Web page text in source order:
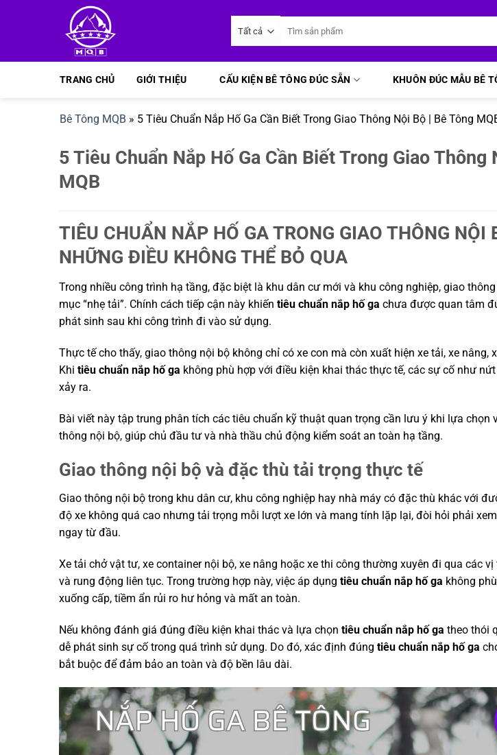
dung
kiếm:
TRANG CHỦ GIỚI THIỆU CẤU KIỆN BÊ TÔNG ĐÚC SẴN KHUÔN ĐÚC MẪU BÊ
Bê Tông MQB » 5 Tiêu Chuẩn Nắp Hố Ga Cần Biết Trong Giao Thông Nội Bộ | Bê Tông
5 Tiêu Chuẩn Nắp Hố Ga Cần Biết Trong Giao Thông
MQB
TIÊU CHUẨN NẮP HỐ GA TRONG GIAO THÔNG NỘI
NHỮNG ĐIỀU KHÔNG THỂ BỎ QUA
Trong nhiều công trình hạ tầng, đặc biệt là khu dân cư mới và khu công nghiệp, giao
mục “nhẹ tải”. Chính cách tiếp cận này khiến tiêu chuẩn nắp hố ga chưa được quan tâm
phát sinh sau khi công trình đi vào sử dụng.
Thực tế cho thấy, giao thông nội bộ không chỉ có xe con mà còn xuất hiện xe tải, xe nâng,
Khi tiêu chuẩn nắp hố ga không phù hợp với điều kiện khai thác thực tế, các sự cố như
xảy ra.
Bài viết này tập trung phân tích các tiêu chuẩn kỹ thuật quan trọng cần lưu ý khi lựa chọn
thông nội bộ, giúp chủ đầu tư và nhà thầu chủ động kiểm soát an toàn hạ tầng.
Giao thông nội bộ và đặc thù tải trọng thực tế
Giao thông nội bộ trong khu dân cư, khu công nghiệp hay nhà máy có đặc thù khác với
độ xe không quá cao nhưng tải trọng mỗi lượt xe lớn và mang tính lặp lại, đòi hỏi phải
ngay từ đầu.
Xe tải chở vật tư, xe container nội bộ, xe nâng hoặc xe thi công thường xuyên đi qua các
và rung động liên tục. Trong trường hợp này, việc áp dụng tiêu chuẩn nắp hố ga không
xuống cấp, tiềm ẩn rủi ro hư hỏng và mất an toàn.
Nếu không đánh giá đúng điều kiện khai thác và lựa chọn tiêu chuẩn nắp hố ga theo thói
dễ phát sinh sự cố trong quá trình sử dụng. Do đó, xác định đúng tiêu chuẩn nắp hố ga
bắt buộc để đảm bảo an toàn và độ bền lâu dài.